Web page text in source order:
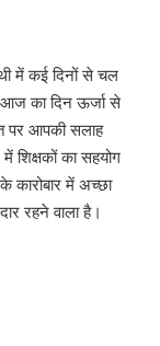
में कई दिनों से चल
आज का दिन ऊर्जा से
पर आपकी सलाह
शिक्षकों का सहयोग
कारोबार में अच्छा
रहने वाला है।